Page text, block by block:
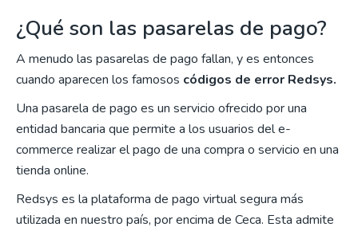
¿Qué son las pasarelas de pago?
A menudo las pasarelas de pago fallan, y es entonces
cuando aparecen los famosos códigos de error Redsys.
Una pasarela de pago es un servicio ofrecido por una
entidad bancaria que permite a los usuarios del e-
commerce realizar el pago de una compra o servicio en una
tienda online.
Redsys es la plataforma de pago virtual segura más
utilizada en nuestro país, por encima de Ceca. Esta admite